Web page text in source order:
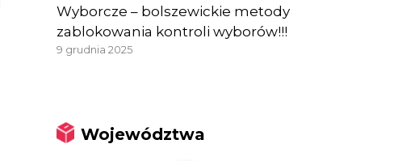
Wyborcze – bolszewickie metody
zablokowania kontroli wyborów!!!
9 grudnia 2025
Województwa